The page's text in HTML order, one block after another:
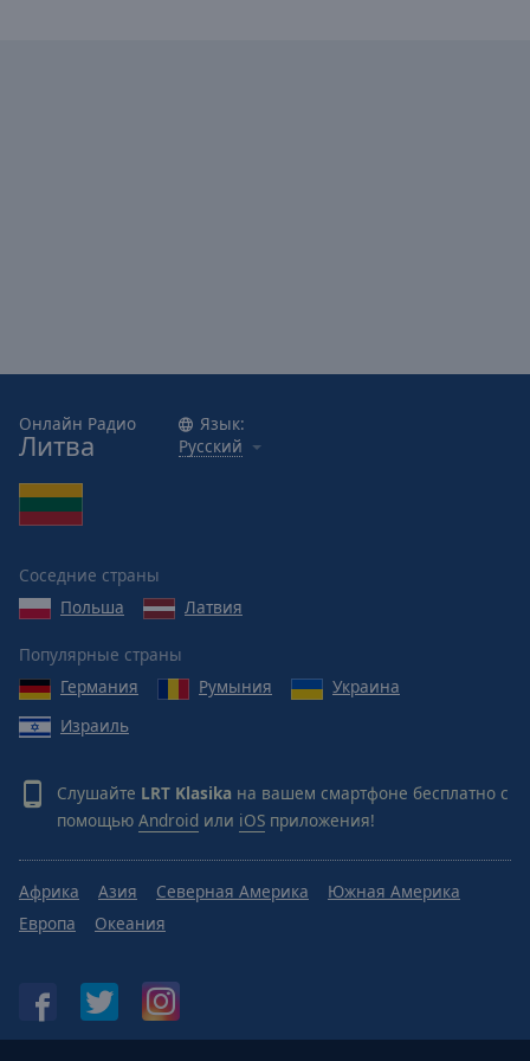
Font
Family
Close
Modal
Dialog
End
dialog
window.
Онлайн Радио
Литва
Язык:
Русский
Соседние страны
Польша
Латвия
Популярные страны
Германия
Румыния
Украина
Израиль
Слушайте LRT Klasika на вашем смартфоне бесплатно с
помощью Android или iOS приложения!
Африка Азия Северная Америка
Южная Америка
Европа
Океания